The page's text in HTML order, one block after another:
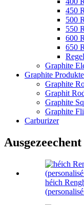
450
500
550
600
650
Graphite
Graphite
Graphite
Graphit
Graphite
Graphite
Carburizer
héich